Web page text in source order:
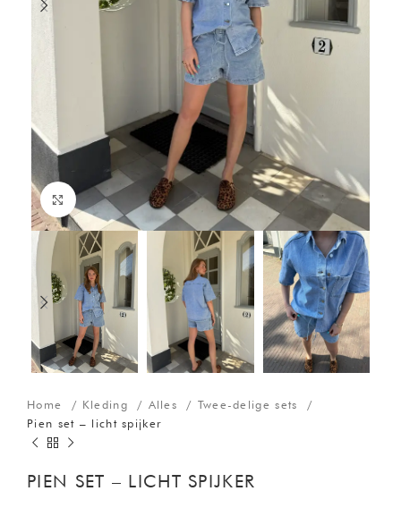
Click to enlarge
Home Kleding Alles
Twee-delige sets
Pien set – licht spijker
PIEN SET – LICHT SPIJKER